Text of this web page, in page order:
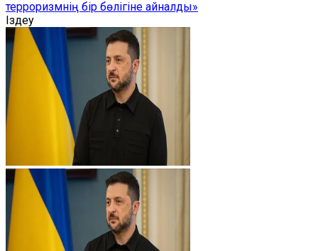
терроризмнің бір бөлігіне айналды»
Іздеу